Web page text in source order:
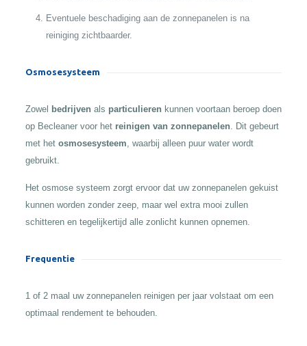
Eventuele beschadiging aan de zonnepanelen is na
reiniging zichtbaarder.
Osmosesysteem
Zowel bedrijven als particulieren kunnen voortaan beroep doen
op Becleaner voor het reinigen van zonnepanelen. Dit gebeurt
met het osmosesysteem, waarbij alleen puur water wordt
gebruikt.
Het osmose systeem zorgt ervoor dat uw zonnepanelen gekuist
kunnen worden zonder zeep, maar wel extra mooi zullen
schitteren en tegelijkertijd alle zonlicht kunnen opnemen.
Frequentie
1 of 2 maal uw zonnepanelen reinigen per jaar volstaat om een
optimaal rendement te behouden.